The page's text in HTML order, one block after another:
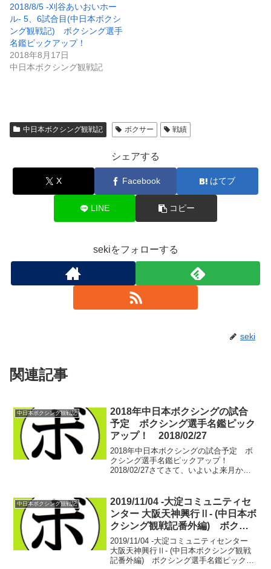
2018/8/5 -刈谷あいおいホー
ル- 5、6試合目(中日本ボクシ
ング観戦記) ボクシング選手
名鑑ピックアップ！
2018年8月17日
中日本ボクシング観戦記
中日本ボクシング観戦記 ボクサー 戦績
シェアする
X Facebook はてブ
LINE コピー
sekiをフォローする
seki
関連記事
中日本ボクシング観戦記
2018年中日本ボクシングの試合
予定 ボクシング選手名鑑ピック
アップ！ 2018/02/27
2018年中日本ボクシングの試合予定 ボ
クシング選手名鑑ピックアップ！
2018/02/27さてさて、いよいよ来月から
ングの今年の興行スケジュールを記載。
年間で興行スケ...
中日本ボクシング観戦記
2019/11/04 -大淀コミュニティセ
ンター 大阪天神興行Ⅱ- (中日本ボ
クシング観戦記番外編) ボクシ
ング選手名鑑ピックアップ！
2019/11/04 -大淀コミュニティセンター
大阪天神興行Ⅱ- (中日本ボクシング観戦
記番外編) ボクシング選手名鑑ピックア